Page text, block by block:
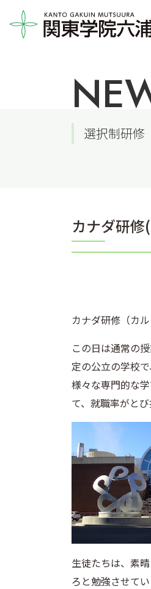
選択制研修
カナダ研
カナダ研修（カ
この日は通常の
定の公立の学校
様々な専門的な
て、就職率がと
生徒たちは、素
ろと勉強させて